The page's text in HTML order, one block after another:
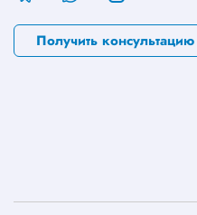
Получить консультацию